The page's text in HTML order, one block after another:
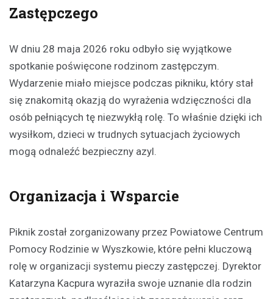
Zastępczego
W dniu 28 maja 2026 roku odbyło się wyjątkowe
spotkanie poświęcone rodzinom zastępczym.
Wydarzenie miało miejsce podczas pikniku, który stał
się znakomitą okazją do wyrażenia wdzięczności dla
osób pełniących tę niezwykłą rolę. To właśnie dzięki ich
wysiłkom, dzieci w trudnych sytuacjach życiowych
mogą odnaleźć bezpieczny azyl.
Organizacja i Wsparcie
Piknik został zorganizowany przez Powiatowe Centrum
Pomocy Rodzinie w Wyszkowie, które pełni kluczową
rolę w organizacji systemu pieczy zastępczej. Dyrektor
Katarzyna Kacpura wyraziła swoje uznanie dla rodzin